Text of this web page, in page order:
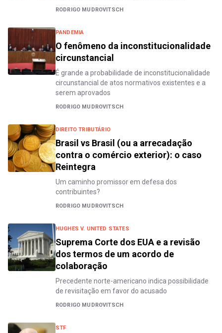
RODRIGO MUDROVITSCH
PANDEMIA
O fenômeno da inconstitucionalidade
circunstancial
É grande a probabilidade de inconstitucionalidade
circunstancial de atos normativos existentes e a
serem aprovados
RODRIGO MUDROVITSCH
DIREITO TRIBUTÁRIO
Brasil vs Brasil (ou a arrecadação
contra o comércio exterior): o caso
Reintegra
Um caminho promissor em defesa dos
contribuintes?
RODRIGO MUDROVITSCH
HUGHES V. UNITED STATES
Suprema Corte dos EUA e a revisão
dos termos de um acordo de
colaboração
Precedente norte-americano indica possibilidade
de revisitação em favor do acusado
RODRIGO MUDROVITSCH
STF